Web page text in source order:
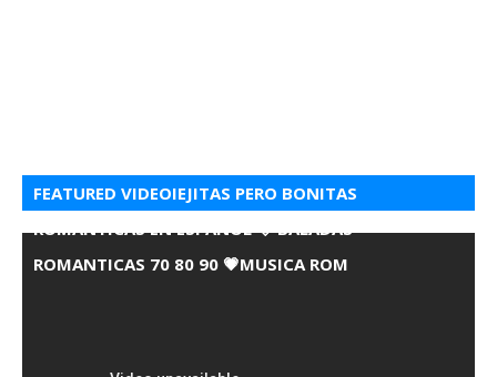
FEATURED VIDEOIEJITAS PERO BONITAS
ROMANTICAS EN ESPANOL 💘 BALADAS
ROMANTICAS 70 80 90 💗MUSICA ROM